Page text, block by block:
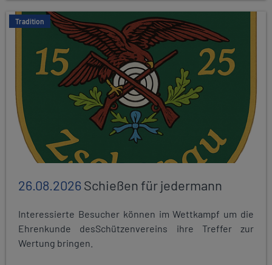
Tradition
26.08.2026Schießen für jedermann
Interessierte Besucher können im Wettkampf um die
Ehrenkunde desSchützenvereins ihre Treffer zur
Wertung bringen.